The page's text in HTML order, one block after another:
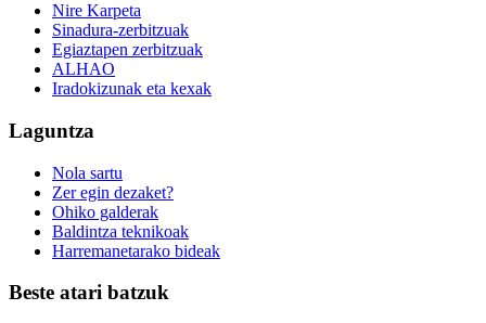
Nire Karpeta
Sinadura-zerbitzuak
Egiaztapen zerbitzuak
ALHAO
Iradokizunak eta kexak
Laguntza
Nola sartu
Zer egin dezaket?
Ohiko galderak
Baldintza teknikoak
Harremanetarako bideak
Beste atari batzuk